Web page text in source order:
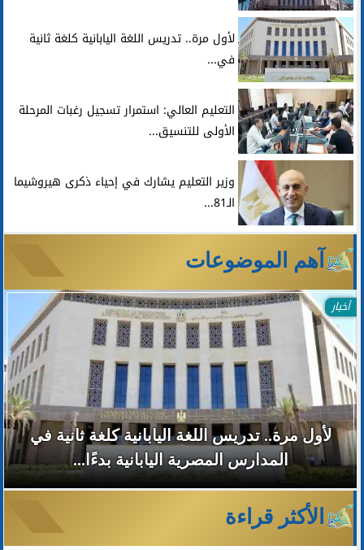
لأول مرة.. تدريس اللغة اليابانية كلغة ثانية
في...
التعليم العالي: استمرار تسجيل رغبات المرحلة
الأولى للتنسيق...
وزير التعليم يشارك في إحياء ذكرى هيروشيما
الـ81...
آهم الموضوعات
أخبار
لأول مرة.. تدريس اللغة اليابانية كلغة ثانية في
المدارس المصرية اليابانية بدءًا...
الأكثر قراءة